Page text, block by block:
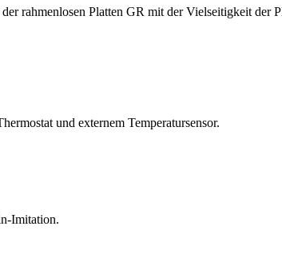
rahmenlosen Platten GR mit der Vielseitigkeit
und externem Temperatursensor.
Imitation.